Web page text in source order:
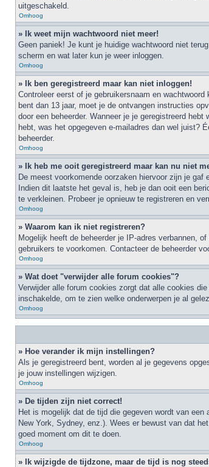
uitgeschakeld.
Omhoog
» Ik weet mijn wachtwoord niet meer!
Geen paniek! Je kunt je huidige wachtwoord niet
scherm en wat later kun je weer inloggen.
Omhoog
» Ik ben geregistreerd maar kan niet inloggen!
Controleer eerst of je gebruikersnaam en
bent dan 13 jaar, moet je de ontvangen instructies
door een beheerder. Wanneer je je geregistreerd
hebt, was het opgegeven e-mailadres dan wel juist?
beheerder.
Omhoog
» Ik heb me ooit geregistreerd maar kan nu niet
De meest voorkomende oorzaken hiervoor zijn je
Indien dit laatste het geval is, heb je dan ooit een
te verkleinen. Probeer je opnieuw te registreren en
Omhoog
» Waarom kan ik niet registreren?
Mogelijk heeft de beheerder je IP-adres verbannen,
gebruikers te voorkomen. Contacteer de beheerder
Omhoog
» Wat doet "verwijder alle forum cookies"?
Verwijder alle forum cookies zorgt dat alle cookies
inschakelde, om te zien welke onderwerpen je al
Omhoog
» Hoe verander ik mijn instellingen?
Als je geregistreerd bent, worden al je gegevens
je jouw instellingen wijzigen.
Omhoog
» De tijden zijn niet correct!
Het is mogelijk dat de tijd die gegeven wordt van
New York, Sydney, enz.). Wees er bewust van dat
goed moment om dit te doen.
Omhoog
» Ik wijzigde de tijdzone, maar de tijd is nog